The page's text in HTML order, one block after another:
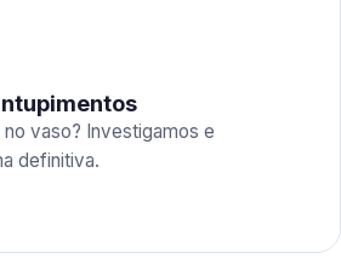
vaso? Investigamos e
definitiva.